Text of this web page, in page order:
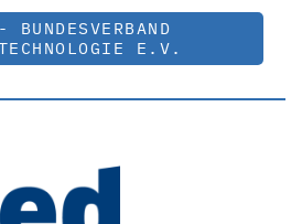
BUNDESVERBAND
E.V.